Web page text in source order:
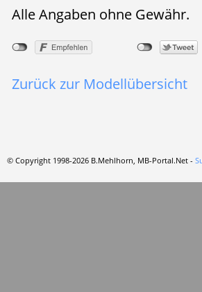
Alle Angaben ohne Gewähr.
Zurück zur Modellübersicht
© Copyright 1998-2026 B.Mehlhorn, MB-Portal.Net -